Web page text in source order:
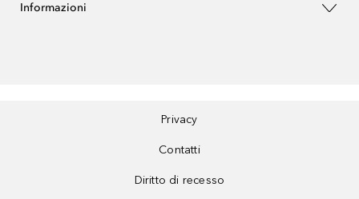
Informazioni
Privacy
Contatti
Diritto di recesso